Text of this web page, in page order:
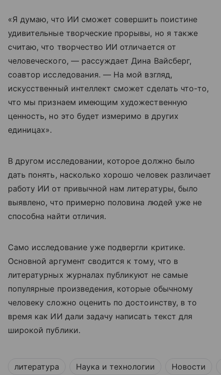
«Я думаю, что ИИ сможет совершить поистине
удивительные творческие прорывы, но я также
считаю, что творчество ИИ отличается от
человеческого, — рассуждает Дина Вайсберг,
соавтор исследования. — На мой взгляд,
искусственный интеллект сможет сделать что-то,
что мы признаем имеющим художественную
ценность, но это будет измеримо в других
единицах».
В другом исследовании, которое должно было
дать понять, насколько хорошо человек различает
работу ИИ от привычной нам литературы, было
выявлено, что примерно половина людей уже не
способна найти отличия.
Само исследование уже подвергли критике.
Основной аргумент сводится к тому, что в
литературных журналах публикуют не самые
популярные произведения, которые обычному
человеку сложно оценить по достоинству, в то
время как ИИ дали задачу написать текст для
широкой публики.
литература Наука и технологии Новости